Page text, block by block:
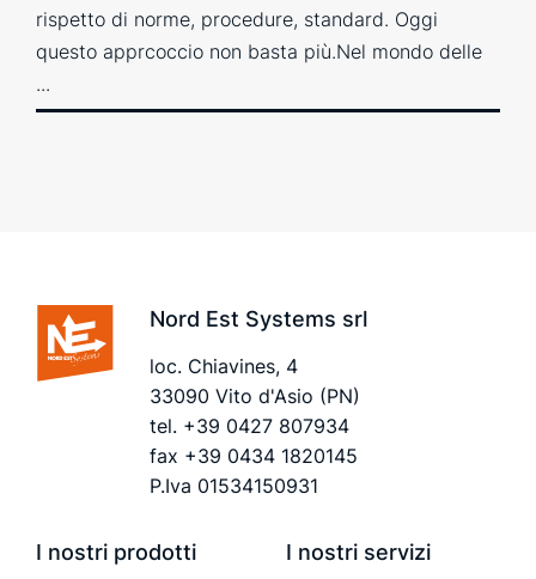
rispetto di norme, procedure, standard. Oggi
questo apprcoccio non basta più.Nel mondo delle
...
Nord Est Systems srl
loc. Chiavines, 4
33090 Vito d'Asio (PN)
tel. +39 0427 807934
fax +39 0434 1820145
P.Iva 01534150931
I nostri prodotti I nostri servizi